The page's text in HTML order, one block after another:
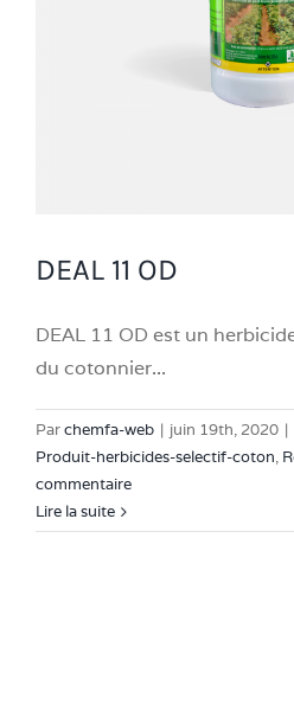
DEAL 11 OD
DEAL 11 OD est un
du cotonnier...
Parchemfa-web | juin 19th, 2020 |
Produit-herbicides-selectif-coton,
commentaire
Lire la suite